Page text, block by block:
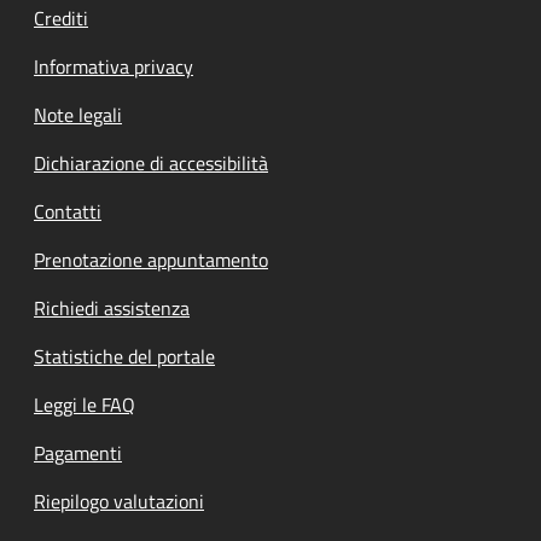
Crediti
Informativa privacy
Note legali
Dichiarazione di accessibilità
Contatti
Prenotazione appuntamento
Richiedi assistenza
Statistiche del portale
Leggi le FAQ
Pagamenti
Riepilogo valutazioni